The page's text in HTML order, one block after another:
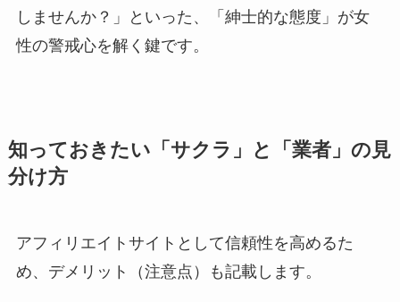
しませんか？」といった、「紳士的な態度」が女
性の警戒心を解く鍵です。
知っておきたい「サクラ」と「業者」の見
分け方
アフィリエイトサイトとして信頼性を高めるた
め、デメリット（注意点）も記載します。